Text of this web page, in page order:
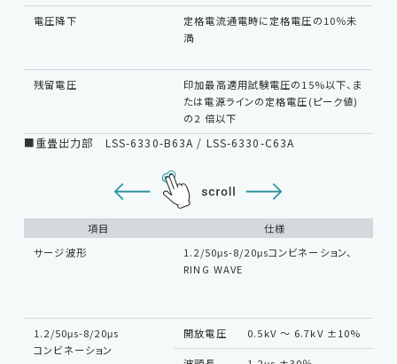
電圧降下
定格電流通電時に定格電圧の10％未
満
残留電圧
印加最高適用試験電圧の15%以下、ま
たは電源ラインの定格電圧(ピーク値)
の2 倍以下
■重畳出力部 LSS-6330-B63A / LSS-6330-C63A
項目
仕様
サージ波形
1.2/50μs-8/20μsコンビネーション、
RING WAVE
1.2/50μs-8/20μs
コンビネーション
開放電圧 0.5kV 〜 6.7kV ±10%